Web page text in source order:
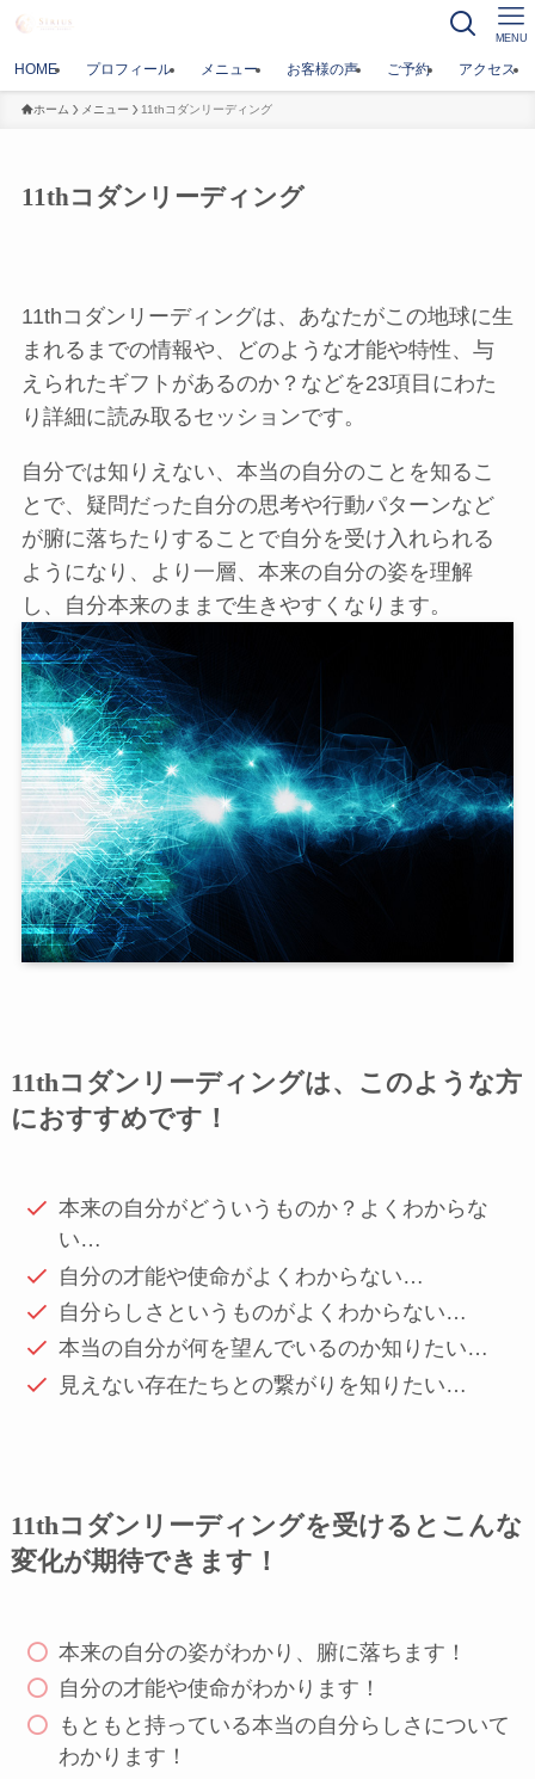
MENU
HOME プロフィール メニュー お客様の声 ご予約 アクセス
ホーム メニュー 11thコダンリーディング
11thコダンリーディング
11thコダンリーディングは、あなたがこの地球に生
まれるまでの情報や、どのような才能や特性、与
えられたギフトがあるのか？などを23項目にわた
り詳細に読み取るセッションです。
自分では知りえない、本当の自分のことを知るこ
とで、疑問だった自分の思考や行動パターンなど
が腑に落ちたりすることで自分を受け入れられる
ようになり、より一層、本来の自分の姿を理解
し、自分本来のままで生きやすくなります。
11thコダンリーディングは、このような方
におすすめです！
本来の自分がどういうものか？よくわからな
い…
自分の才能や使命がよくわからない…
自分らしさというものがよくわからない…
本当の自分が何を望んでいるのか知りたい…
見えない存在たちとの繋がりを知りたい…
11thコダンリーディングを受けるとこんな
変化が期待できます！
本来の自分の姿がわかり、腑に落ちます！
自分の才能や使命がわかります！
もともと持っている本当の自分らしさについて
わかります！